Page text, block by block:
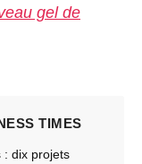
gel de
TIMES
: dix projets